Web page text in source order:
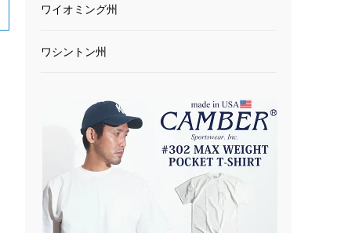
ワイオミング州
ワシントン州